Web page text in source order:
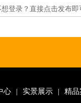
想登录？直接点击发布
心 | 实景展示 | 精品